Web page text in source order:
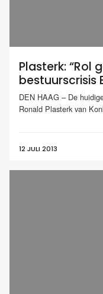
Plasterk: “Rol
bestuurscrisis
DEN HAAG – De
Ronald Plasterk van
12 JULI 2013